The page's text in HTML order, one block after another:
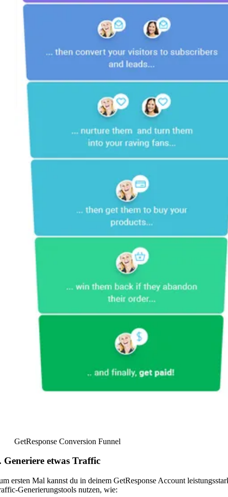
GetResponse Conversion Funnel
Generiere etwas Traffic
ersten Mal kannst du in deinem GetResponse Account
Generierungstools nutzen, wie: